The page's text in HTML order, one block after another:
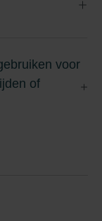
voor
of